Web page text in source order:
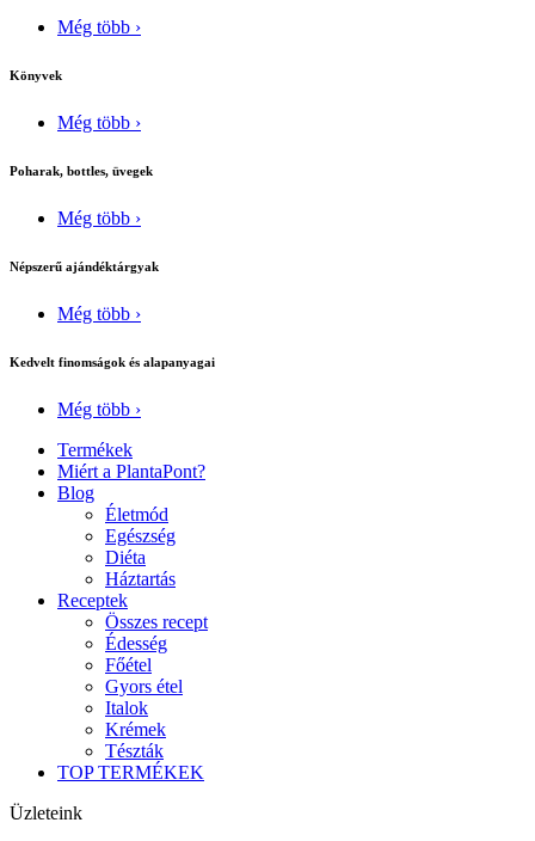
Még több ›
Könyvek
Még több ›
Poharak, bottles, üvegek
Még több ›
Népszerű ajándéktárgyak
Még több ›
Kedvelt finomságok és alapanyagai
Még több ›
Termékek
Miért a PlantaPont?
Blog
Életmód
Egészség
Diéta
Háztartás
Receptek
Összes recept
Édesség
Főétel
Gyors étel
Italok
Krémek
Tészták
TOP TERMÉKEK
Üzleteink